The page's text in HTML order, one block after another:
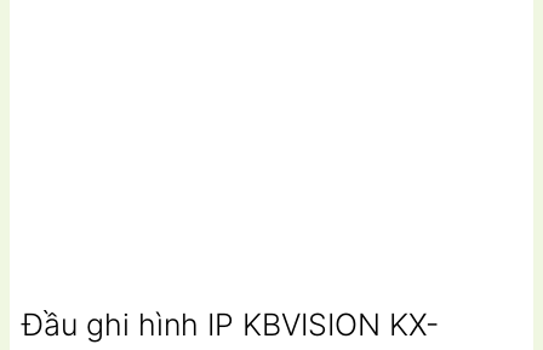
Đầu ghi hình IP KBVISION KX-